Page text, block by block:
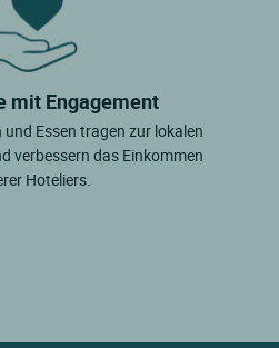
mit Engagement
Essen tragen zur lokalen
verbessern das Einkommen
Hoteliers.